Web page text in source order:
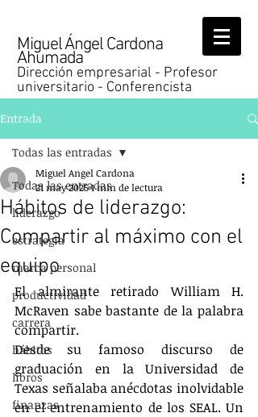
Miguel Ángel Cardona
Ahumada
Dirección empresarial - Profesor
universitario - Conferencista
Entrada
Todas las entradas
liderazgo
estrategia
marca personal
productividad
carrera
hábitos
libros
finanzas
Todas las entradas
Hábitos de liderazgo:
Compartir al máximo con el
equipo
Miguel Angel Cardona
21 may 20251 min de lectura
El almirante retirado William H.
McRaven sabe bastante de la palabra
compartir.
Desde su famoso discurso de
graduación en la Universidad de
Texas señalaba anécdotas inolvidable
en el entrenamiento de los SEAL. Un